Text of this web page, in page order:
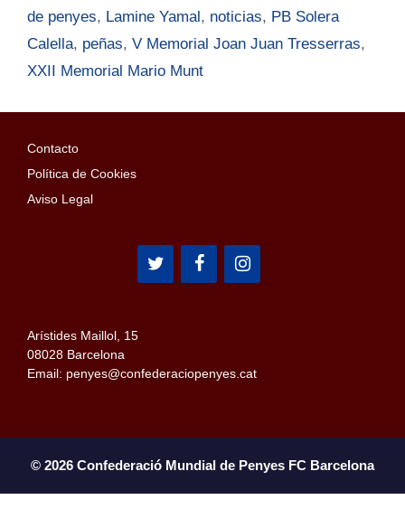
de penyes, Lamine Yamal, noticias, PB Solera
Calella, peñas, V Memorial Joan Juan Tresserras,
XXII Memorial Mario Munt
Contacto
Política de Cookies
Aviso Legal
Arístides Maillol, 15
08028 Barcelona
Email: penyes@confederaciopenyes.cat
© 2026 Confederació Mundial de Penyes FC Barcelona